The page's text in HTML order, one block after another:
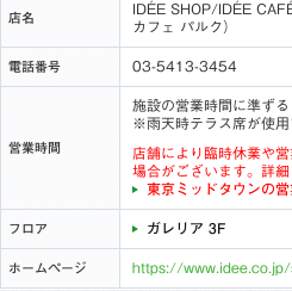
店名
IDÉE SHOP/IDÉE
カフェ パルク）
電話番号 03-5413-3454
営業時間
施設の営業時間に準ずる
※雨天時テラス席が使用
店舗により臨時休業や
場合がございます。詳細
東京ミッドタウンの
フロア ガレリア 3F
ホームページ https://